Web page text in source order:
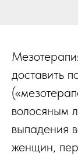
доставить
волосяным
выпадения
женщин,